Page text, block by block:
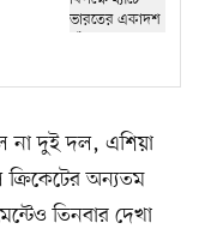
না দুই দল, এশিয়া
ক্রিকেটের অন্যতম
তিনবার দেখা